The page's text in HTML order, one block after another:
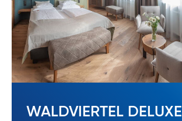
WALDVIERTEL DELUXE